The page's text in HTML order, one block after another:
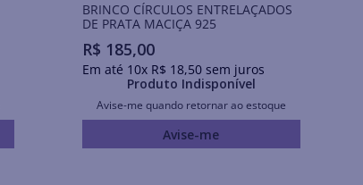
BRINCO CÍRCULOS ENTRELAÇADOS
DE PRATA MACIÇA 925
R$ 185,00
Em até 10x R$ 18,50sem juros
Produto Indisponível
Avise-me quando retornar ao estoque
Avise-me